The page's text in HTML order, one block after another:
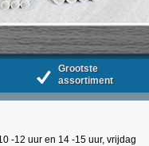
Grootste
assortiment
-12 uur en 14 -15 uur, vrijdag